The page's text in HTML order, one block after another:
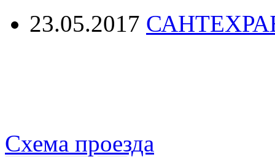
23.05.2017
Схема проезда